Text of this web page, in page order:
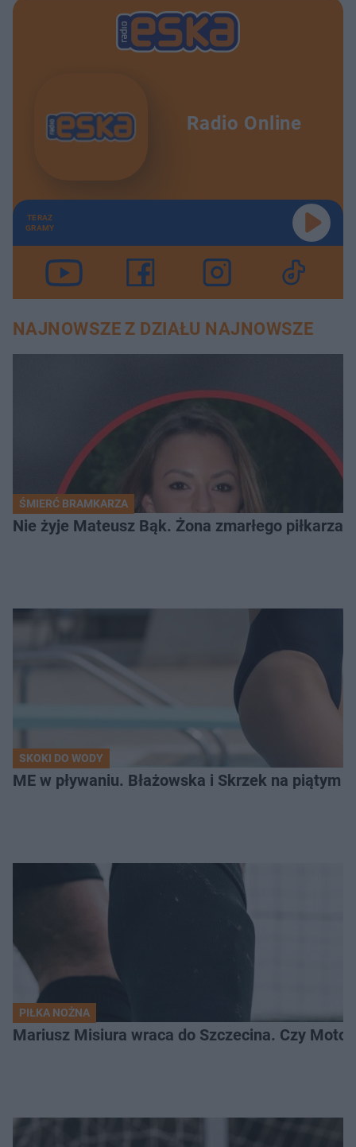
Radio Online
TERAZ
GRAMY
NAJNOWSZE Z DZIAŁU NAJNOWSZE
ŚMIERĆ BRAMKARZA
Nie żyje Mateusz Bąk. Żona zmarłego piłkarza
SKOKI DO WODY
ME w pływaniu. Błażowska i Skrzek na piątym
PIŁKA NOŻNA
Mariusz Misiura wraca do Szczecina. Czy